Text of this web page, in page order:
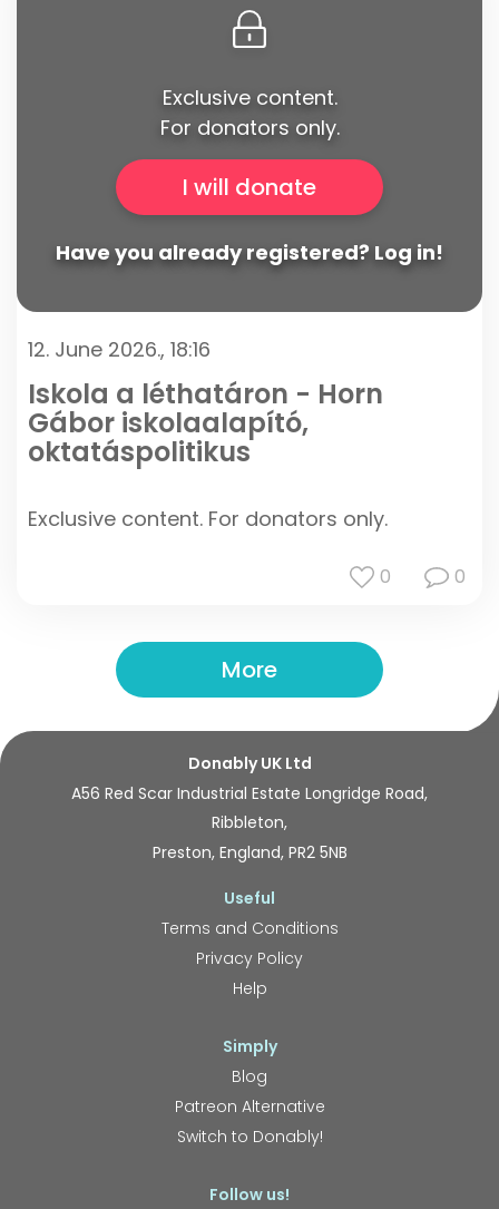
Exclusive content.
For donators only.
I will donate
Have you already registered? Log in!
12. June 2026., 18:16
0 0
Iskola a léthatáron - Horn
Gábor iskolaalapító,
oktatáspolitikus
Exclusive content. For donators only.
More
Donably UK Ltd
A56 Red Scar Industrial Estate Longridge Road,
Ribbleton,
Preston, England, PR2 5NB
Useful
Terms and Conditions
Privacy Policy
Help
Simply
Blog
Patreon Alternative
Switch to Donably!
Follow us!